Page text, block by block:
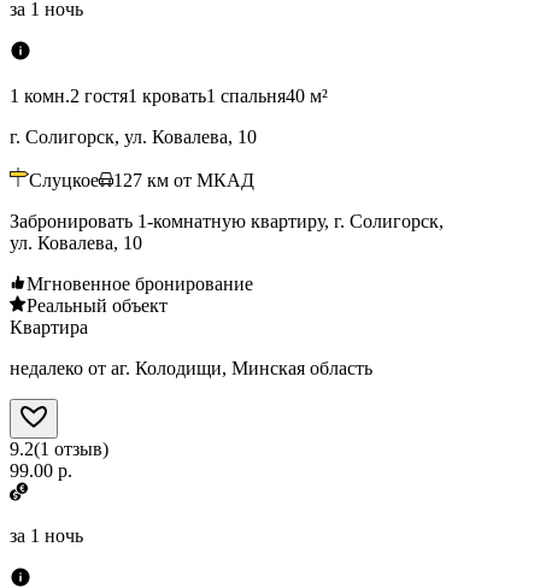
за 1 ночь
1 комн.2 гостя1 кровать1 спальня40 м²
г. Солигорск, ул. Ковалева, 10
Слуцкое 127 км от МКАД
Забронировать 1-комнатную квартиру, г. Солигорск,
ул. Ковалева, 10
Мгновенное бронирование
Реальный объект
Квартира
недалеко от аг. Колодищи, Минская область
9.2(1 отзыв)
99.00 р.
за 1 ночь